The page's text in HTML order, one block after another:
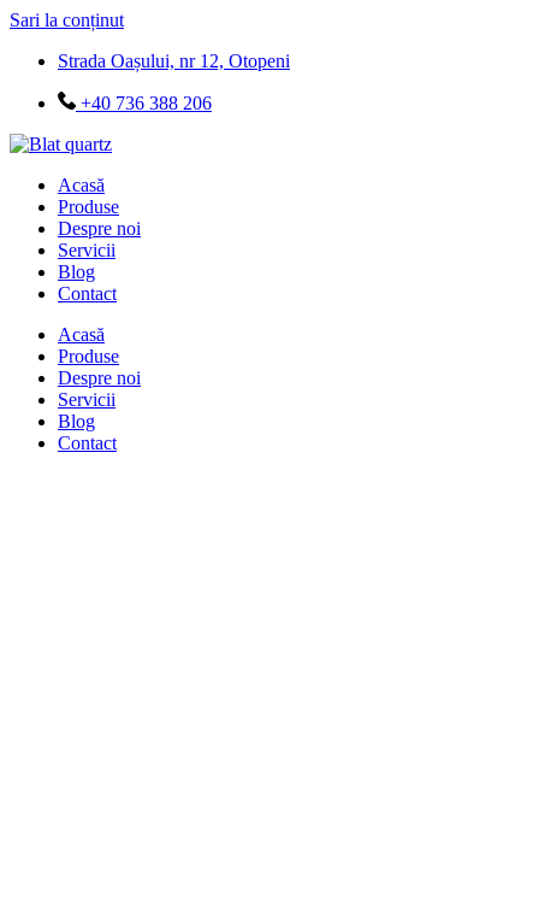
Sari la conținut
Strada Oașului, nr 12, Otopeni
+40 736 388 206
Acasă
Produse
Despre noi
Servicii
Blog
Contact
Acasă
Produse
Despre noi
Servicii
Blog
Contact